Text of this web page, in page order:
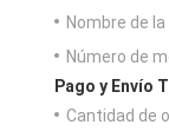
Nombre de
Número de
Pago y Envío
Cantidad de